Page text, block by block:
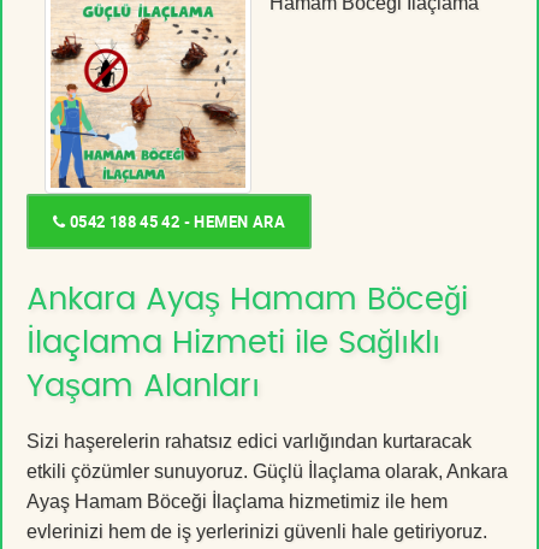
0542 188 45 42 - HEMEN ARA
Ankara Ayaş Hamam Böceği
İlaçlama Hizmeti ile Sağlıklı
Yaşam Alanları
Sizi haşerelerin rahatsız edici varlığından kurtaracak
etkili çözümler sunuyoruz. Güçlü İlaçlama olarak, Ankara
Ayaş Hamam Böceği İlaçlama hizmetimiz ile hem
evlerinizi hem de iş yerlerinizi güvenli hale getiriyoruz.